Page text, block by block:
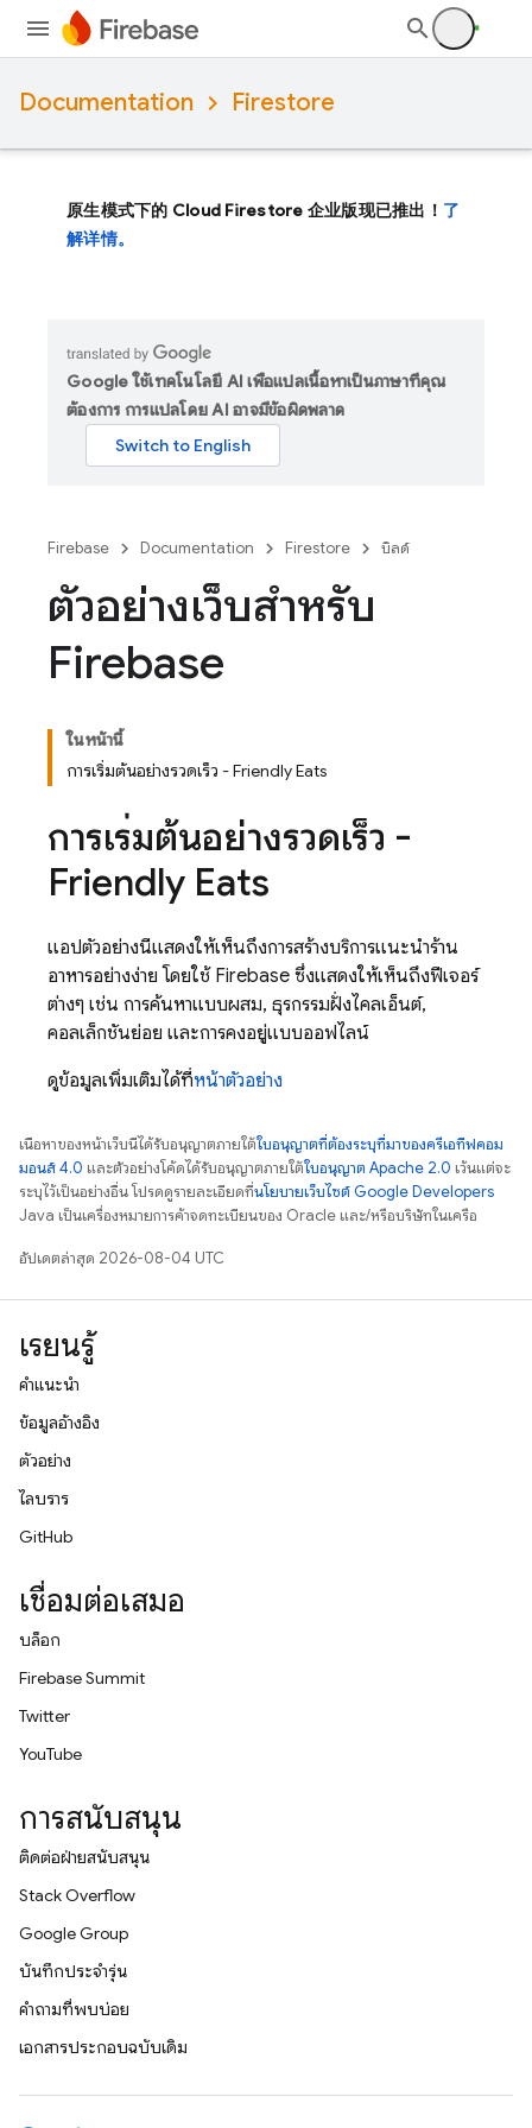
Documentation Firestore
原生模式下的 Cloud Firestore 企业版现已推出！ 了
解详情。
Google ใช้เทคโนโลยี AI เพื่อแปลเนื้อหาเป็นภาษาที่คุณ
ต้องการ การแปลโดย AI อาจมีข้อผิดพลาด
Firebase Documentation Firestore บิลด์
ตัวอย่างเว็บสำหรับ
Firebase
ในหน้านี้
การเริ่มต้นอย่างรวดเร็ว - Friendly Eats
การเริ่มต้นอย่างรวดเร็ว -
Friendly Eats
แอปตัวอย่างนี้แสดงให้เห็นถึงการสร้างบริการแนะนำร้าน
อาหารอย่างง่าย โดยใช้ Firebase ซึ่งแสดงให้เห็นถึงฟีเจอร์
ต่างๆ เช่น การค้นหาแบบผสม, ธุรกรรมฝั่งไคลเอ็นต์,
คอลเล็กชันย่อย และการคงอยู่แบบออฟไลน์
ดูข้อมูลเพิ่มเติมได้ที่หน้าตัวอย่าง
เนื้อหาของหน้าเว็บนี้ได้รับอนุญาตภายใต้ใบอนุญาตที่ต้องระบุที่มาของครีเอทีฟคอม
มอนส์ 4.0 และตัวอย่างโค้ดได้รับอนุญาตภายใต้ใบอนุญาต Apache 2.0 เว้นแต่จะ
ระบุไว้เป็นอย่างอื่น โปรดดูรายละเอียดที่นโยบายเว็บไซต์ Google Developers
Java เป็นเครื่องหมายการค้าจดทะเบียนของ Oracle และ/หรือบริษัทในเครือ
อัปเดตล่าสุด 2026-08-04 UTC
เรียนรู้
คำแนะนำ
ข้อมูลอ้างอิง
ตัวอย่าง
ไลบรารี
GitHub
เชื่อมต่อเสมอ
บล็อก
Firebase Summit
Twitter
YouTube
การสนับสนุน
ติดต่อฝ่ายสนับสนุน
Stack Overflow
Google Group
บันทึกประจำรุ่น
คำถามที่พบบ่อย
เอกสารประกอบฉบับเดิม